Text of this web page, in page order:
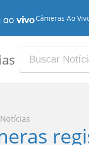
Câmeras Ao
Notícias